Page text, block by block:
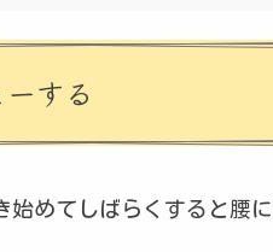
する
始めてしばらくすると腰